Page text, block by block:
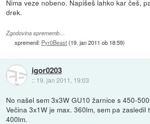
Nima veze nobeno. Napišeš lahko kar češ,
drek.
Zgodovina sprememb…
spremenil: Pyr0Beast(19. jan 2011 ob 18:59)
igor0203
:: 19. jan 2011, 19:03
No našel sem 3x3W GU10 žarnice s 450-
Večina 3x1W je max. 360lm, sem pa zasledil
400lm.